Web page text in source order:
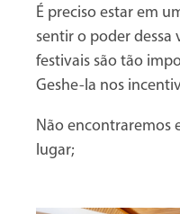
É preciso estar em
sentir o poder dessa
festivais são tão
Geshe-la nos
Não encontraremos
lugar;